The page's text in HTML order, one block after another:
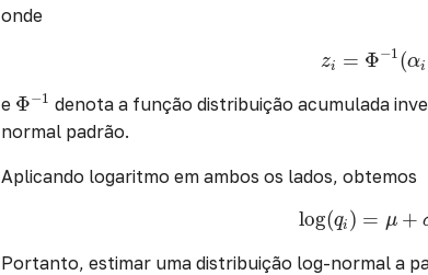
onde
zi = Φ−1(αi
Φ−1( α
e Φ−1
Φ−1 denota a função distribuição acumulada
normal padrão.
Aplicando logaritmo em ambos os lados, obtemos
log(qi ) = μ +
log q +
Portanto, estimar uma distribuição log-normal a